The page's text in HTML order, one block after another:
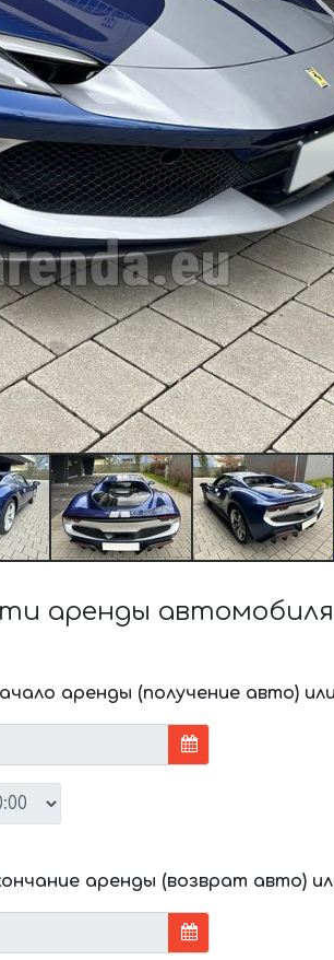
аренды автомобиля
аренды (получение авто)
аренды (возврат авто)